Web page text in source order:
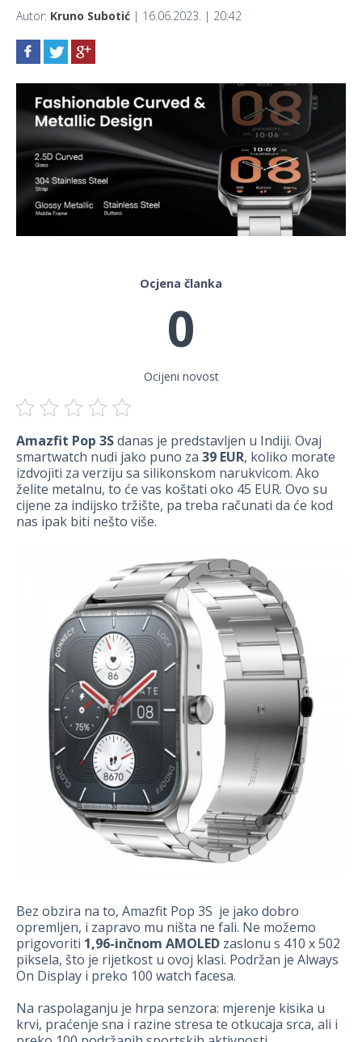
Autor: Kruno Subotić | 16.06.2023. | 20:42
Ocjena članka
0
Ocijeni novost
Amazfit Pop 3Sdanas je predstavljen u Indiji. Ovaj
smartwatch nudi jako puno za 39 EUR, koliko morate
izdvojiti za verziju sa silikonskom narukvicom. Ako
želite metalnu, to će vas koštati oko 45 EUR. Ovo su
cijene za indijsko tržište, pa treba računati da će kod
nas ipak biti nešto više.
Bez obzira na to, Amazfit Pop 3S je jako dobro
opremljen, i zapravo mu ništa ne fali. Ne možemo
prigovoriti 1,96-inčnom AMOLED zaslonu s 410 x 502
piksela, što je rijetkost u ovoj klasi. Podržan je Always
On Display i preko 100 watch facesa.
Na raspolaganju je hrpa senzora: mjerenje kisika u
krvi, praćenje sna i razine stresa te otkucaja srca, ali i